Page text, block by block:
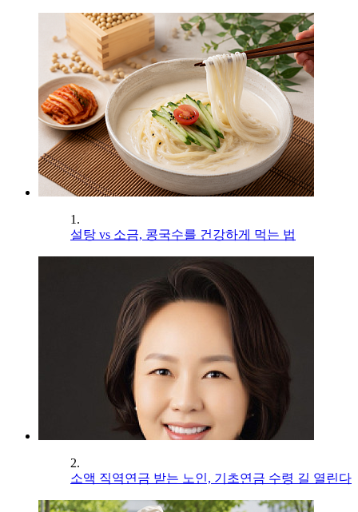
1.
설탕 vs 소금, 콩국수를 건강하게 먹는 법
2.
소액 직역연금 받는 노인, 기초연금 수령 길 열린다